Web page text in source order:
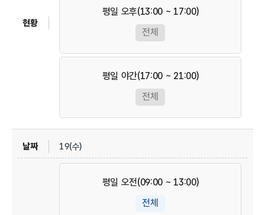
평일 오후(13:00 ~ 17:00)
전체
평일 야간(17:00 ~ 21:00)
전체
19(수)
평일 오전(09:00 ~ 13:00)
전체